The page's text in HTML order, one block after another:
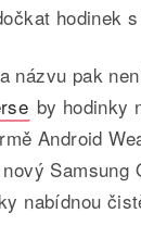
hodinek
názvu pak
by hodinky
Android
Samsung
nabídnou